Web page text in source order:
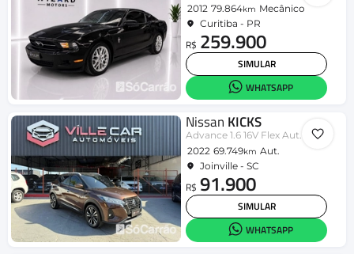
2012 79.864km Mecânico
Curitiba - PR
R$ 259.900
SIMULAR
WHATSAPP
Nissan KICKS
Advance 1.6 16V Flex Aut.
2022 69.749km Aut.
Joinville - SC
R$ 91.900
SIMULAR
WHATSAPP